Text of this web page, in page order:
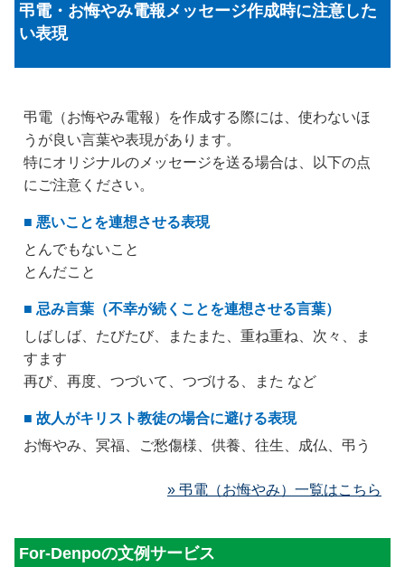
弔電・お悔やみ電報メッセージ作成時に注意した
い表現
弔電（お悔やみ電報）を作成する際には、使わないほ
うが良い言葉や表現があります。
特にオリジナルのメッセージを送る場合は、以下の点
にご注意ください。
■ 悪いことを連想させる表現
とんでもないこと
とんだこと
■ 忌み言葉（不幸が続くことを連想させる言葉）
しばしば、たびたび、またまた、重ね重ね、次々、ま
すます
再び、再度、つづいて、つづける、また など
■ 故人がキリスト教徒の場合に避ける表現
お悔やみ、冥福、ご愁傷様、供養、往生、成仏、弔う
» 弔電（お悔やみ）一覧はこちら
For-Denpoの文例サービス